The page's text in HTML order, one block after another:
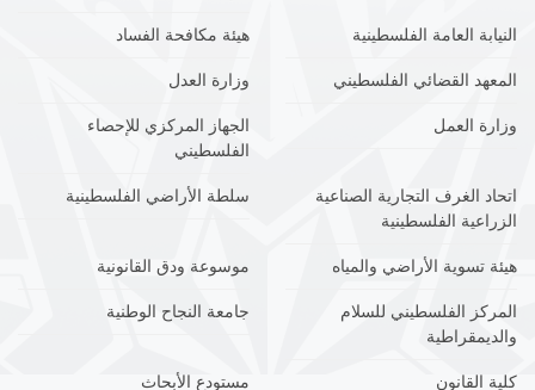
النيابة العامة الفلسطينية هيئة مكافحة الفساد
المعهد القضائي الفلسطيني وزارة العدل
وزارة العمل
الجهاز المركزي للإحصاء
الفلسطيني
اتحاد الغرف التجارية الصناعية
الزراعية الفلسطينية
سلطة الأراضي الفلسطينية
هيئة تسوية الأراضي والمياه موسوعة ودق القانونية
المركز الفلسطيني للسلام
والديمقراطية
جامعة النجاح الوطنية
كلية القانون مستودع الأبحاث